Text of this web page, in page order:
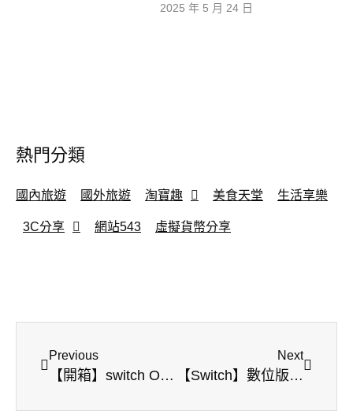
2025 年 5 月 24 日
熱門分類
國內旅遊 國外旅遊 淘寶趣 美食天堂 生活享樂
3C分享 網站543 虛擬貨幣分享
Previous
【開箱】switch OLED版 | 7吋螢幕 | 64G內建空間 | 經典白機 | 簡易開箱文
Next
【Switch】數位版遊戲 | 跨區購買 | 限時特價